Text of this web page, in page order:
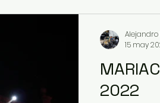
2022
Alejandro
15 may